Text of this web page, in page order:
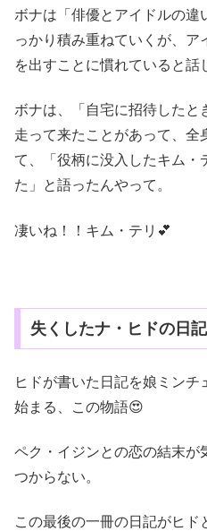
ボナは「俳優とアイドルの違
っかり積み重ねていくが、
を出すことに慣れていると話
ボナは、「自宅に招待したと
走って来たことがあって、全
て、「役柄に没入したキム・
た」と語ったんやって。
凄いね！！キム・テリ💕
失くしたナ・ヒドの日
ヒドが書いた日記を娘ミン
始まる、この物語😍
ペク・イジンとの恋の結末が
つからない。
この最後の一冊の日記がヒ